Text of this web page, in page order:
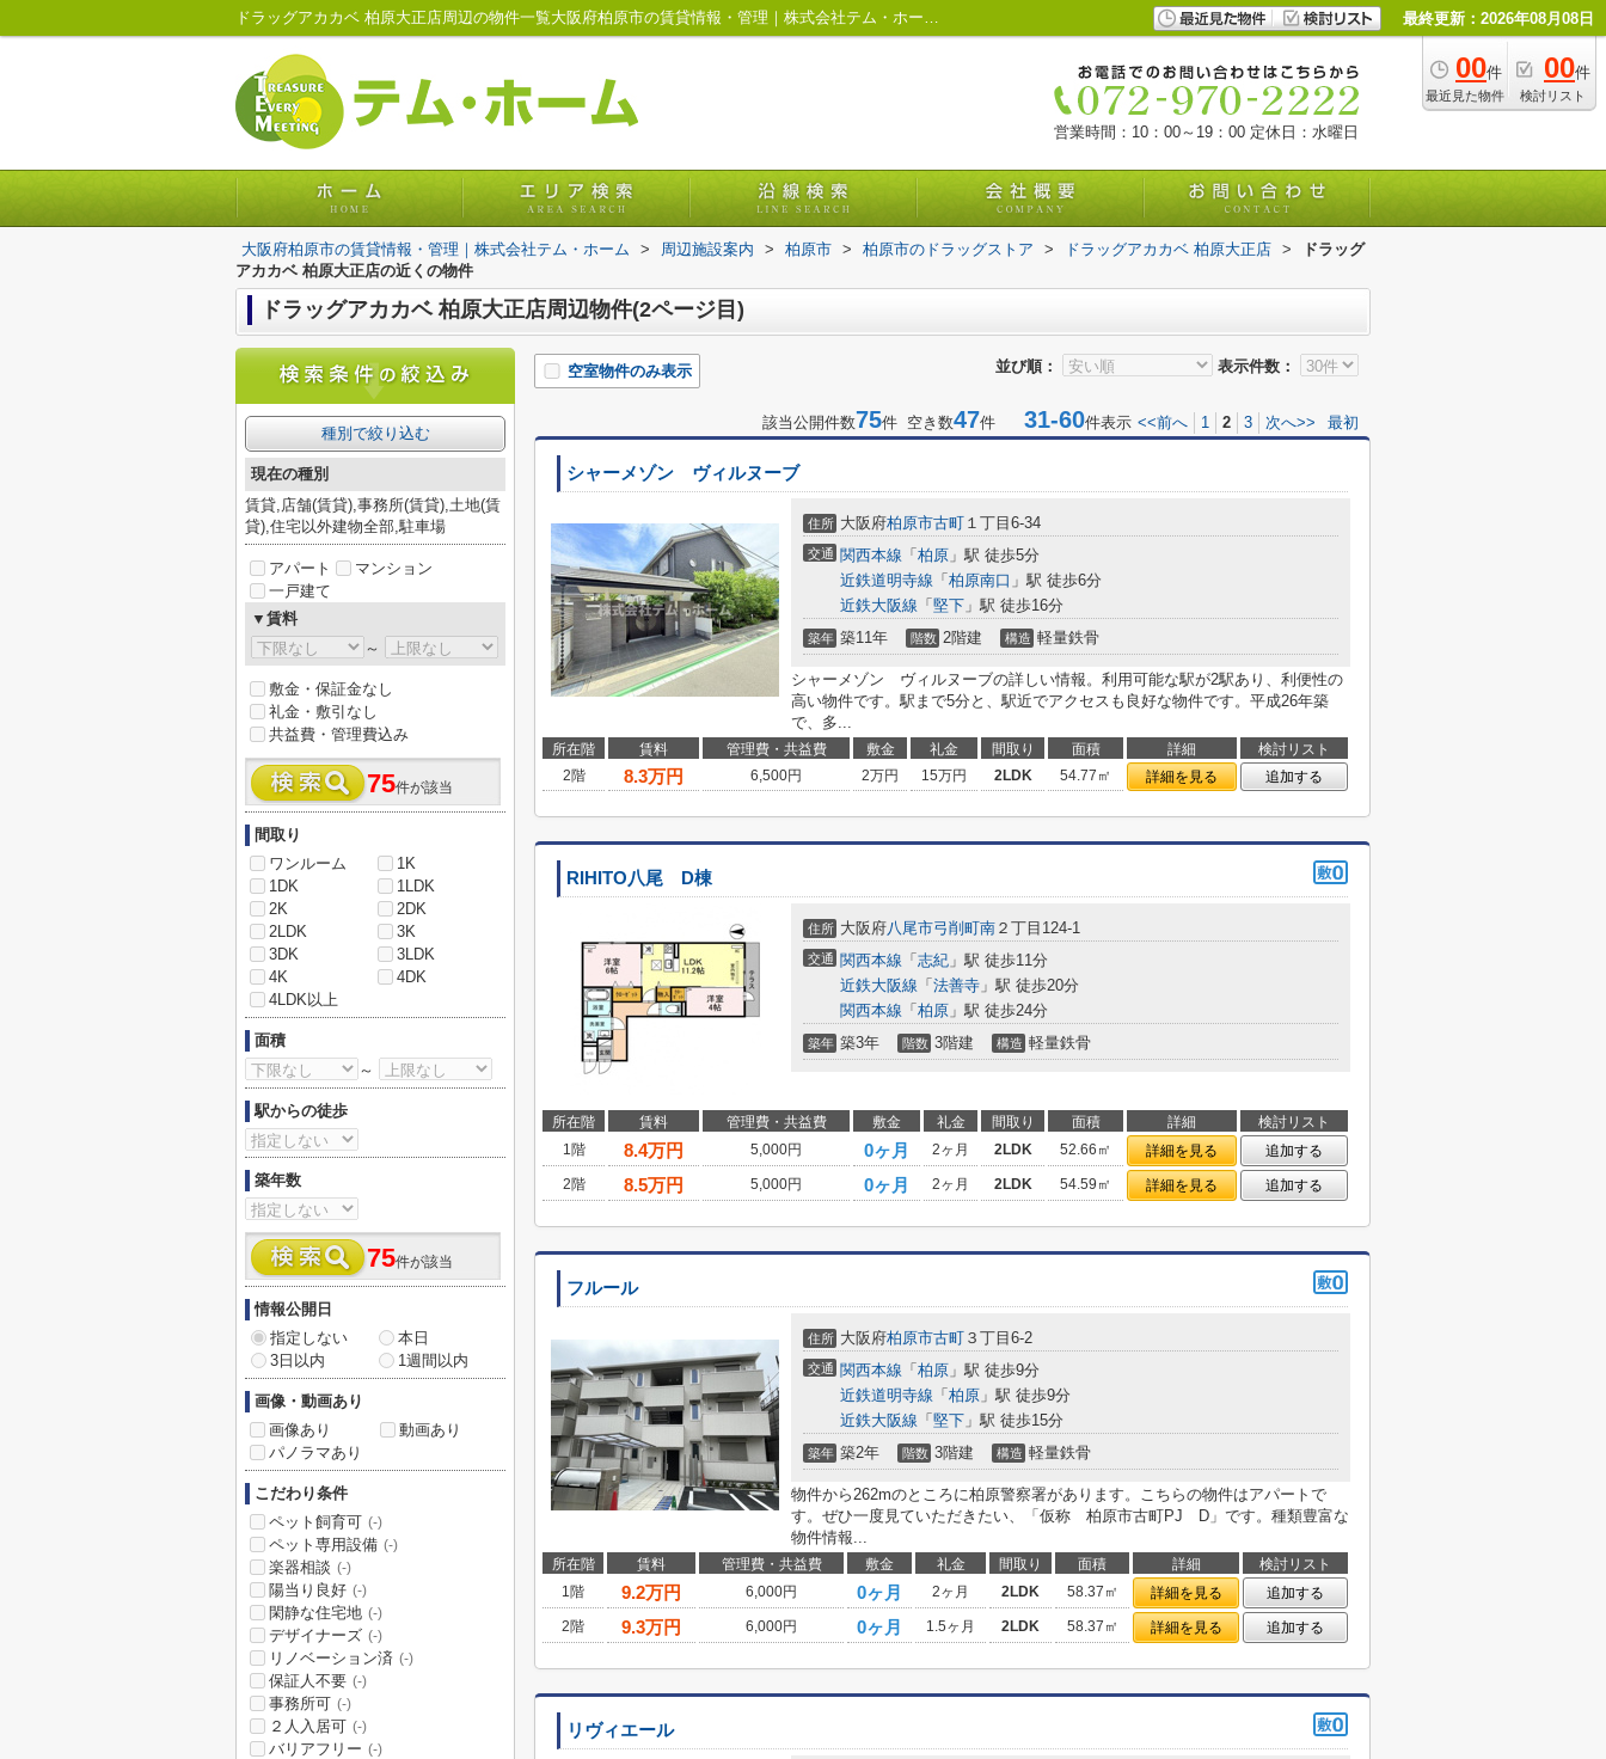
ドラッグアカカベ 柏原大正店周辺の物件一覧大阪府柏原市の賃貸情報・管理｜株式会社テム・ホーム(2ページ目) 最終更新：2026年08月08日
00件
最近見た物件
00件
検討リスト
営業時間：10：00～19：00 定休日：水曜日
大阪府柏原市の賃貸情報・管理｜株式会社テム・ホーム > 周辺施設案内 > 柏原市 > 柏原市のドラッグストア > ドラッグアカカベ 柏原大正店 >
ドラッグ
アカカベ 柏原大正店の近くの物件
ドラッグアカカベ 柏原大正店周辺物件(2ページ目)
並び順： 表示件数：
空室物件のみ表示
該当公開件数75件 空き数47件 31-60件表示 <<前へ 1 2 3 次へ>> 最初
シャーメゾン ヴィルヌーブ
住所 大阪府柏原市古町 １丁目6-34
交通 関西本線 「 柏原 」駅 徒歩5分
近鉄道明寺線 「 柏原南口 」駅 徒歩6分
近鉄大阪線 「 堅下 」駅 徒歩16分
築年 築11年 階数 2階建 構造 軽量鉄骨
シャーメゾン ヴィルヌーブの詳しい情報。利用可能な駅が2駅あり、利便性の
高い物件です。駅まで5分と、駅近でアクセスも良好な物件です。平成26年築
で、多...
所在階 賃料 管理費・共益費 敷金 礼金 間取り 面積 詳細
検討リスト
2階
8.3万円 6,500円 2万円 15万円 2LDK 54.77㎡ 詳細を見る 追加する
RIHITO八尾 D棟
住所 大阪府八尾市弓削町南 ２丁目124-1
交通 関西本線 「 志紀 」駅 徒歩11分
近鉄大阪線 「 法善寺 」駅 徒歩20分
関西本線 「 柏原 」駅 徒歩24分
築年 築3年 階数 3階建 構造 軽量鉄骨
所在階 賃料 管理費・共益費 敷金 礼金 間取り 面積 詳細
検討リスト
1階
8.4万円 5,000円 0ヶ月 2ヶ月 2LDK 52.66㎡ 詳細を見る
追加する
2階
8.5万円 5,000円 0ヶ月 2ヶ月 2LDK 54.59㎡ 詳細を見る 追加する
フルール
住所 大阪府柏原市古町 ３丁目6-2
交通 関西本線 「 柏原 」駅 徒歩9分
近鉄道明寺線 「 柏原 」駅 徒歩9分
近鉄大阪線 「 堅下 」駅 徒歩15分
築年 築2年 階数 3階建 構造 軽量鉄骨
物件から262mのところに柏原警察署があります。こちらの物件はアパートで
す。ぜひ一度見ていただきたい、「仮称 柏原市古町PJ D」です。種類豊富な
物件情報...
所在階 賃料 管理費・共益費 敷金 礼金 間取り 面積 詳細
検討リスト
1階
9.2万円 6,000円 0ヶ月 2ヶ月 2LDK 58.37㎡ 詳細を見る
追加する
2階
9.3万円 6,000円 0ヶ月 1.5ヶ月 2LDK 58.37㎡ 詳細を見る 追加する
リヴィエール
種別で絞り込む
現在の種別
賃貸,店舗(賃貸),事務所(賃貸),土地(賃
貸),住宅以外建物全部,駐車場
アパート
マンション
一戸建て
▼賃料
～
敷金・保証金なし
礼金・敷引なし
共益費・管理費込み
75件が該当
間取り
ワンルーム
1K
1DK
1LDK
2K
2DK
2LDK
3K
3DK
3LDK
4K
4DK
4LDK以上
面積
～
駅からの徒歩
築年数
75件が該当
情報公開日
指定しない
本日
3日以内
1週間以内
画像・動画あり
画像あり
動画あり
パノラマあり
こだわり条件
ペット飼育可 (-)
ペット専用設備 (-)
楽器相談 (-)
陽当り良好 (-)
閑静な住宅地 (-)
デザイナーズ (-)
リノベーション済 (-)
保証人不要 (-)
事務所可 (-)
２人入居可 (-)
バリアフリー (-)